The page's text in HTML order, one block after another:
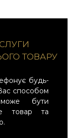
ТОВАРУ
будь-
способом
бути
товар та